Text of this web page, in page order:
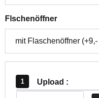
Flschenöffnerauswählen
Upload :